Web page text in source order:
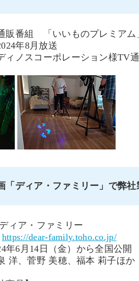
販番組 「いいものプレミアム
年8月放送
ノスコーポレーション様TV
「ディア・ファミリー」で弊
ィア・ファミリー
https://dear-family.toho.co.jp/
年6月14日（金）から全国公開
洋、菅野 美穂、福本 莉子ほか